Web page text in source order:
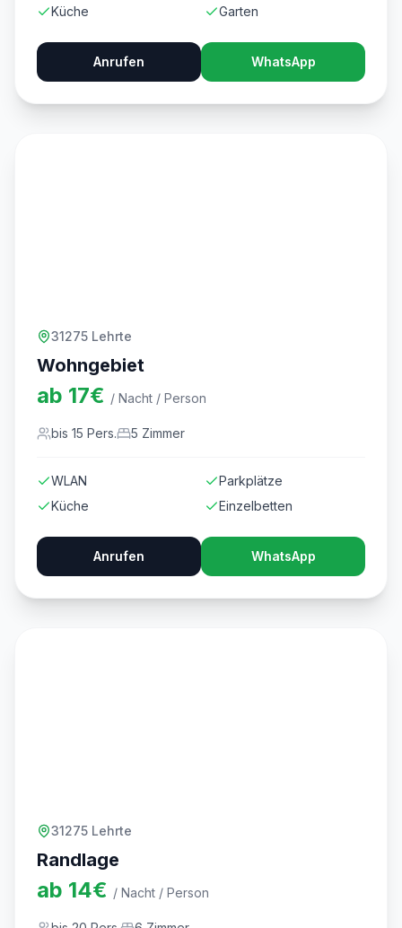
Küche
Garten
Anrufen WhatsApp
31275 Lehrte
Wohngebiet
ab 17€ / Nacht / Person
bis 15 Pers. 5 Zimmer
WLAN
Parkplätze
Küche
Einzelbetten
Anrufen WhatsApp
31275 Lehrte
Randlage
ab 14€ / Nacht / Person